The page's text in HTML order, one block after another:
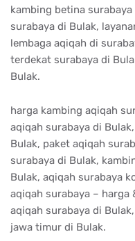
kambing betina
surabaya di Bulak,
lembaga aqiqah di
terdekat surabaya di
Bulak.
harga kambing aqiqah
aqiqah surabaya di
Bulak, paket aqiqah
surabaya di Bulak,
Bulak, aqiqah surabaya
aqiqah surabaya – harga
aqiqah surabaya di
jawa timur di Bulak.